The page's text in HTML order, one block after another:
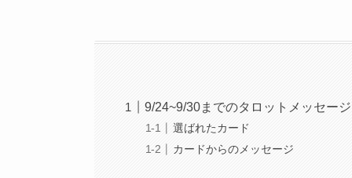
9/24~9/30までのタロットメッセージ
選ばれたカード
カードからのメッセージ